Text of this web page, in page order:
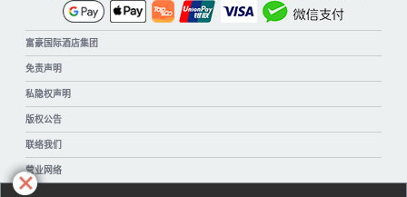
富豪国际酒店集团
免责声明
私隐权声明
版权公告
联络我们
营业网络